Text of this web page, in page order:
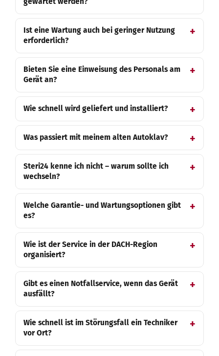
Ist eine Wartung auch bei geringer Nutzung
erforderlich?
Bieten Sie eine Einweisung des Personals am
Gerät an?
Wie schnell wird geliefert und installiert?
Was passiert mit meinem alten Autoklav?
Steri24 kenne ich nicht – warum sollte ich
wechseln?
Welche Garantie- und Wartungsoptionen gibt
es?
Wie ist der Service in der DACH-Region
organisiert?
Gibt es einen Notfallservice, wenn das Gerät
ausfällt?
Wie schnell ist im Störungsfall ein Techniker
vor Ort?